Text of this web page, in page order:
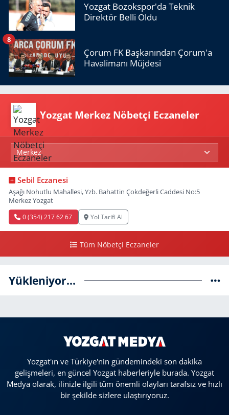
Yozgat Bozokspor'da Teknik
Direktör Belli Oldu
Çorum FK Başkanından Çorum'a
Havalimanı Müjdesi
8
Yozgat Merkez Nöbetçi Eczaneler
Sebil Eczanesi
Aşağı Nohutlu Mahallesi, Yzb. Bahattin Çokdeğerli Caddesi No:5
Merkez Yozgat
0 (354) 217 62 67 Yol Tarifi Al
Tüm Nöbetçi Eczaneler
Yükleniyor...
Yozgat'ın ve Türkiye'nin gündemindeki son dakika
gelişmeleri, en güncel Yozgat haberleriyle burada. Yozgat
Medya olarak, ilinizle ilgili tüm önemli olayları tarafsız ve hızlı
bir şekilde sizlere ulaştırıyoruz.